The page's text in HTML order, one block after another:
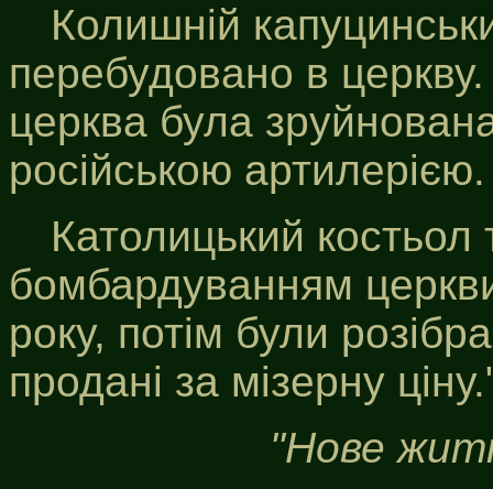
Колишній
перебудовано в
церква була
російською артилерією.
Католицький костьол
бомбардуванням
року, потім були
продані за мізерну
"Нове